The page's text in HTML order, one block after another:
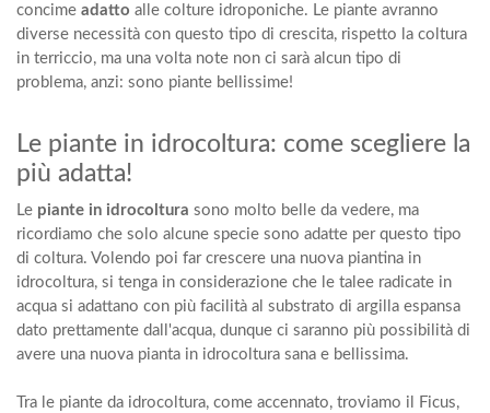
concime adatto alle colture idroponiche. Le piante avranno
diverse necessità con questo tipo di crescita, rispetto la coltura
in terriccio, ma una volta note non ci sarà alcun tipo di
problema, anzi: sono piante bellissime!
Le piante in idrocoltura: come scegliere la
più adatta!
Le piante in idrocoltura sono molto belle da vedere, ma
ricordiamo che solo alcune specie sono adatte per questo tipo
di coltura. Volendo poi far crescere una nuova piantina in
idrocoltura, si tenga in considerazione che le talee radicate in
acqua si adattano con più facilità al substrato di argilla espansa
dato prettamente dall'acqua, dunque ci saranno più possibilità di
avere una nuova pianta in idrocoltura sana e bellissima.
Tra le piante da idrocoltura, come accennato, troviamo il Ficus,